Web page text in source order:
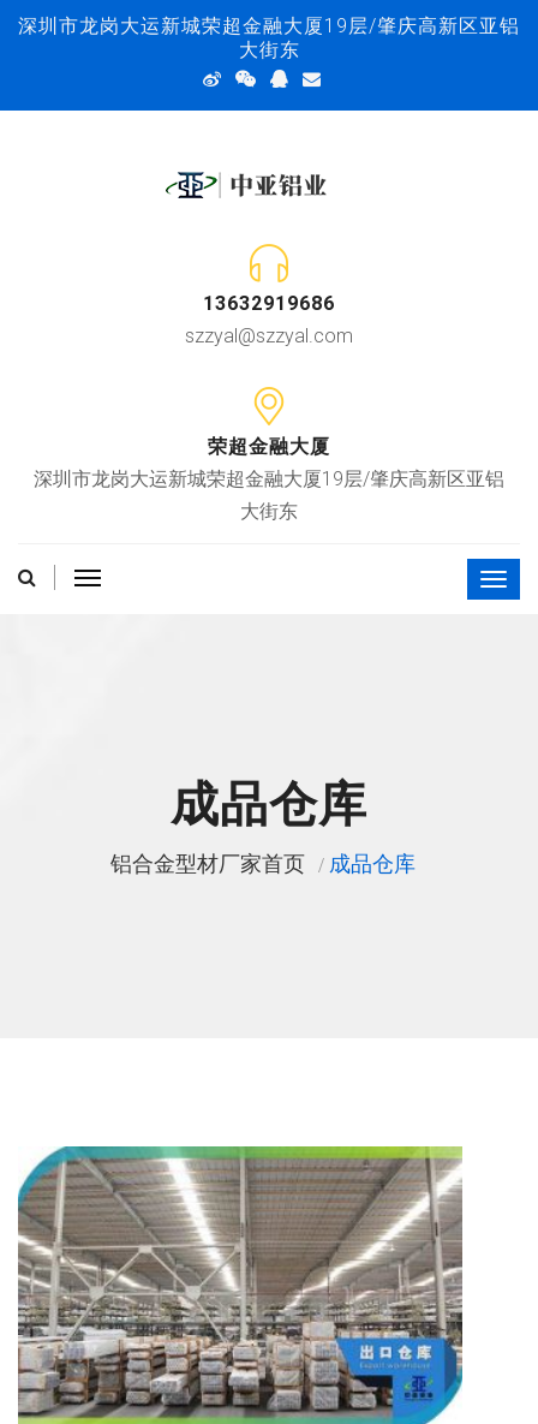
深圳市龙岗大运新城荣超金融大厦19层/肇庆高新区亚铝
大街东
13632919686
szzyal@szzyal.com
荣超金融大厦
深圳市龙岗大运新城荣超金融大厦19层/肇庆高新区亚铝
大街东
成品仓库
铝合金型材厂家首页 成品仓库